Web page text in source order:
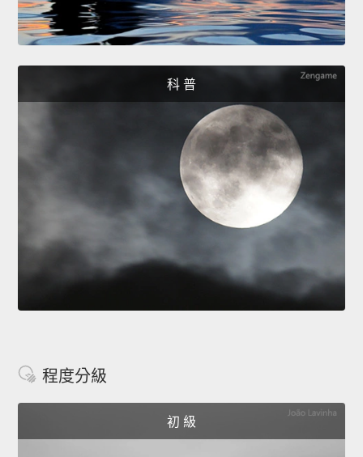
科 普
程度分級
初 級